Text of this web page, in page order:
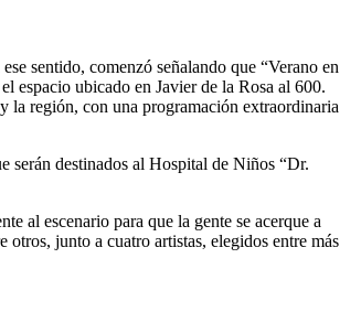
sentido, comenzó señalando que “Verano en
espacio ubicado en Javier de la Rosa al 600.
la región, con una programación extraordinaria
serán destinados al Hospital de Niños “Dr.
al escenario para que la gente se acerque a
junto a cuatro artistas, elegidos entre más